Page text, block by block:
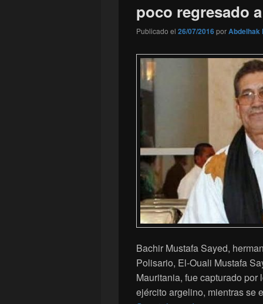
poco regresado
Publicado el 26/07/2016porAbdelhak
Bachir Mustafa Sayed,
Polisario, El-Ouali Mustafa
Mauritania, fue capturado
ejército argelino, mientras se